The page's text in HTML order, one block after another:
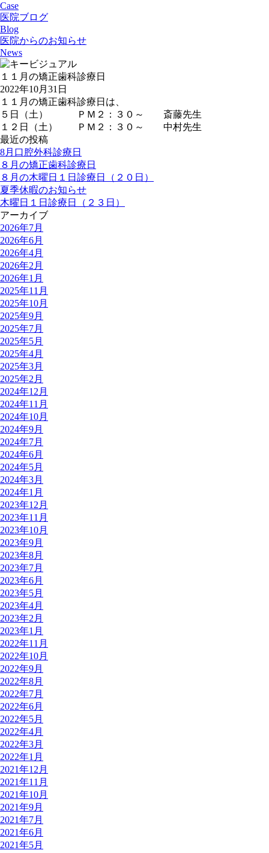
Case
医院ブログ
Blog
医院からのお知らせ
News
１１月の矯正歯科診療日
2022年10月31日
１１月の矯正歯科診療日は、
５日（土） ＰＭ２：３０～ 斎藤先生
１２日（土） ＰＭ２：３０～ 中村先生
最近の投稿
8月口腔外科診療日
８月の矯正歯科診療日
８月の木曜日１日診療日（２０日）
夏季休暇のお知らせ
木曜日１日診療日（２３日）
アーカイブ
2026年7月
2026年6月
2026年4月
2026年2月
2026年1月
2025年11月
2025年10月
2025年9月
2025年7月
2025年5月
2025年4月
2025年3月
2025年2月
2024年12月
2024年11月
2024年10月
2024年9月
2024年7月
2024年6月
2024年5月
2024年3月
2024年1月
2023年12月
2023年11月
2023年10月
2023年9月
2023年8月
2023年7月
2023年6月
2023年5月
2023年4月
2023年2月
2023年1月
2022年11月
2022年10月
2022年9月
2022年8月
2022年7月
2022年6月
2022年5月
2022年4月
2022年3月
2022年1月
2021年12月
2021年11月
2021年10月
2021年9月
2021年7月
2021年6月
2021年5月